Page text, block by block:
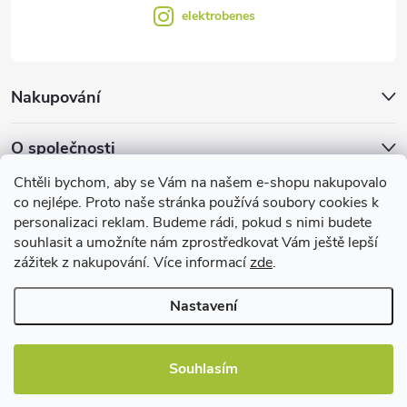
Chtěli bychom, aby se Vám na našem e-shopu nakupovalo
co nejlépe. Proto naše stránka používá soubory cookies k
personalizaci reklam. Budeme rádi, pokud s nimi budete
souhlasit a umožníte nám zprostředkovat Vám ještě lepší
zážitek z nakupování. Více informacízde.
Nastavení
Souhlasím
Nakupování
O společnosti
Facebook
elektrobenes
Užitečné informace